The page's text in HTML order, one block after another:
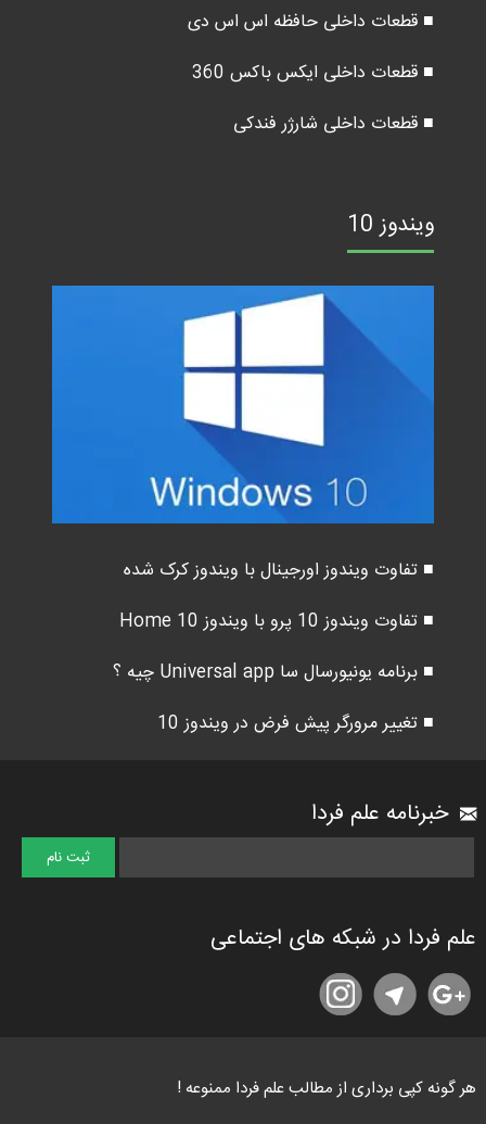
■ قطعات داخلی حافظه اس اس دی
■ قطعات داخلی ایکس باکس 360
■ قطعات داخلی شارژر فندکی
ویندوز 10
■ تفاوت ویندوز اورجینال با ویندوز کرک شده
■ تفاوت ویندوز 10 پرو با ویندوز 10 Home
■ برنامه یونیورسال سا Universal app چیه ؟
■ تغییر مرورگر پیش فرض در ویندوز 10
خبرنامه علم فردا
علم فردا در شبکه های اجتماعی
هر گونه کپی برداری از مطالب علم فردا ممنوعه !